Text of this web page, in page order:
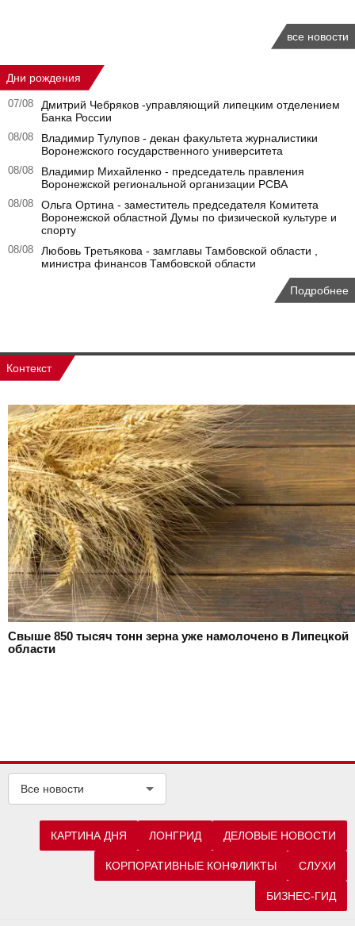
все новости
Дни рождения
07/08
Дмитрий Чебряков -управляющий липецким отделением
Банка России
08/08
Владимир Тулупов - декан факультета журналистики
Воронежского государственного университета
08/08
Владимир Михайленко - председатель правления
Воронежской региональной организации РСВА
08/08
Ольга Ортина - заместитель председателя Комитета
Воронежской областной Думы по физической культуре и
спорту
08/08
Любовь Третьякова - замглавы Тамбовской области ,
министра финансов Тамбовской области
Подробнее
Контекст
Свыше 850 тысяч тонн зерна уже намолочено в Липецкой
области
Все новости
КАРТИНА ДНЯ ЛОНГРИД ДЕЛОВЫЕ НОВОСТИ
КОРПОРАТИВНЫЕ КОНФЛИКТЫ СЛУХИ
БИЗНЕС-ГИД